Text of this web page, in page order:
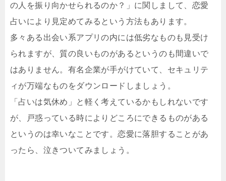
の人を振り向かせられるのか？」に関しまして、恋愛
占いにより見定めてみるという方法もあります。
多々ある出会い系アプリの内には低劣なものも見受け
られますが、質の良いものがあるというのも間違いで
はありません。有名企業が手がけていて、セキュリテ
ィが万端なものをダウンロードしましょう。
「占いは気休め」と軽く考えているかもしれないです
が、戸惑っている時によりどころにできるものがある
というのは幸いなことです。恋愛に落胆することがあ
ったら、泣きついてみましょう。